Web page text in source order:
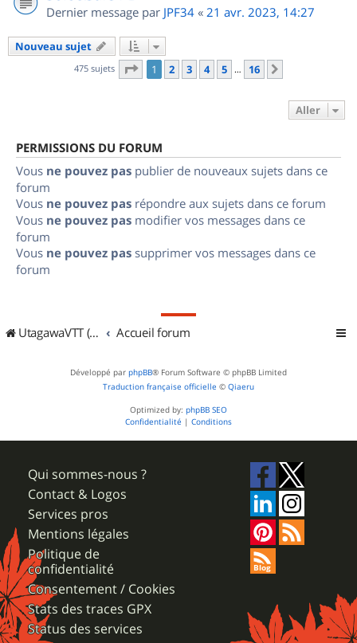
Dernier message par JPF34 « 21 avr. 2023, 14:27
Nouveau sujet
475 sujets Page 1sur
1 2 3 4 5 … 16
Aller
PERMISSIONS DU FORUM
Vous ne pouvez pas publier de nouveaux sujets dans ce
forum
Vous ne pouvez pas répondre aux sujets dans ce forum
Vous ne pouvez pas modifier vos messages dans ce
forum
Vous ne pouvez pas supprimer vos messages dans ce
forum
UtagawaVTT (Randos VTT et VTTAE avec traces GPS) Accueil forum
Développé par phpBB® Forum Software © phpBB Limited
Traduction française officielle © Qiaeru
Optimized by: phpBB SEO
Confidentialité | Conditions
Qui sommes-nous ?
Contact & Logos
Services pros
Mentions légales
Politique de
confidentialité
Consentement / Cookies
Stats des traces GPX
Status des services